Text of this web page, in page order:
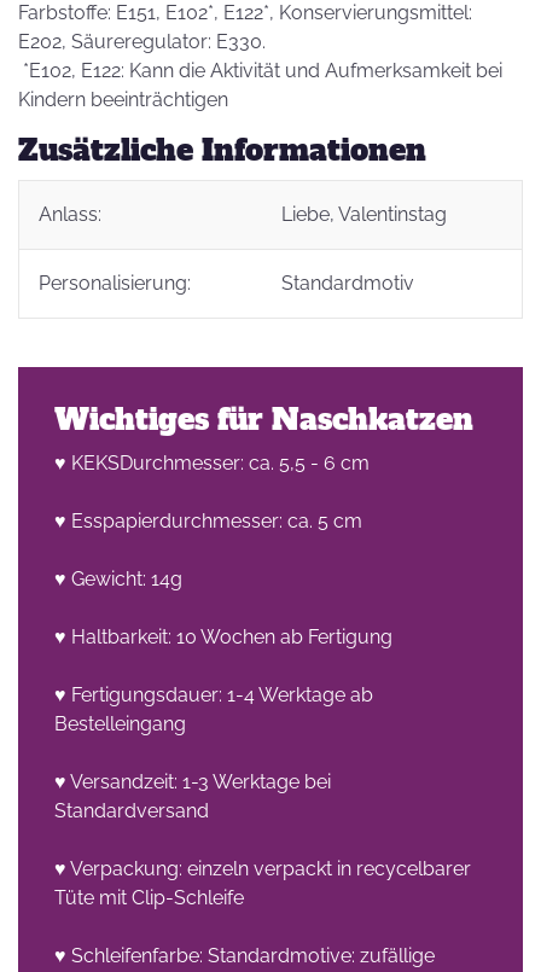
Farbstoffe: E151, E102*, E122*, Konservierungsmittel:
E202, Säureregulator: E330.
*E102, E122: Kann die Aktivität und Aufmerksamkeit bei
Kindern beeinträchtigen
Zusätzliche Informationen
Anlass: Liebe, Valentinstag
Personalisierung: Standardmotiv
Wichtiges für Naschkatzen
♥ KEKSDurchmesser: ca. 5,5 - 6 cm
♥ Esspapierdurchmesser: ca. 5 cm
♥ Gewicht: 14g
♥ Haltbarkeit: 10 Wochen ab Fertigung
♥ Fertigungsdauer: 1-4 Werktage ab
Bestelleingang
♥ Versandzeit: 1-3 Werktage bei
Standardversand
♥ Verpackung: einzeln verpackt in recycelbarer
Tüte mit Clip-Schleife
♥ Schleifenfarbe: Standardmotive: zufällige